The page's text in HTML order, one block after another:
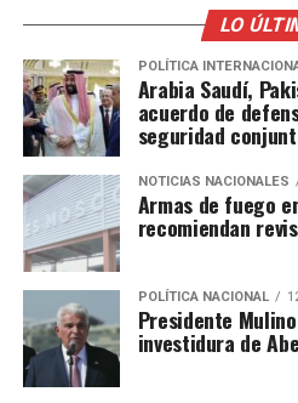
LO
POLÍTICA
Arabia Saudí,
acuerdo de
seguridad
NOTICIAS NACIONALES
Armas de fuego
recomiendan
POLÍTICA NACIONAL
Presidente
investidura de